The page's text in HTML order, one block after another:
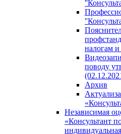
налогам
поводу
Архив
Независимая
«Консультант